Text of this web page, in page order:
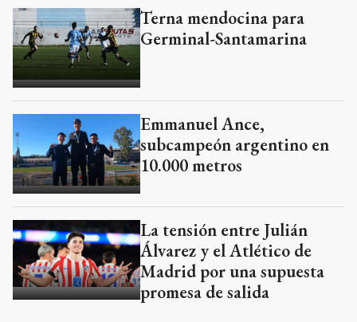
Terna mendocina para
Germinal-Santamarina
Emmanuel Ance,
subcampeón argentino en
10.000 metros
La tensión entre Julián
Álvarez y el Atlético de
Madrid por una supuesta
promesa de salida